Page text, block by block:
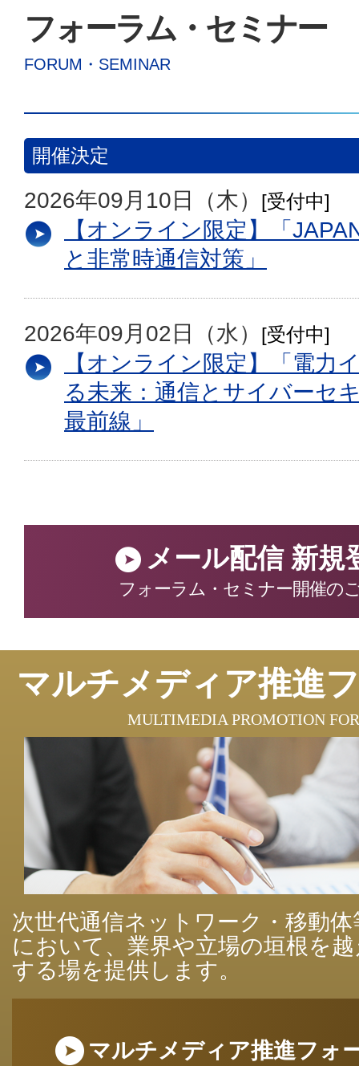
フォーラム・セミナー
FORUM・SEMINAR
開催決定
2026年09月10日（木） [受付中]
【オンライン限定】「
と非常時通信対策」
2026年09月02日（水） [受付中]
【オンライン限定】「電力
る未来：通信とサイバーセ
最前線」
メール配信 新規
フォーラム・セミナー開催の
マルチメディア推進
MULTIMEDIA PROMOTION
次世代通信ネットワーク・移動
において、業界や立場の垣根を
する場を提供します。
マルチメディア推進フォ